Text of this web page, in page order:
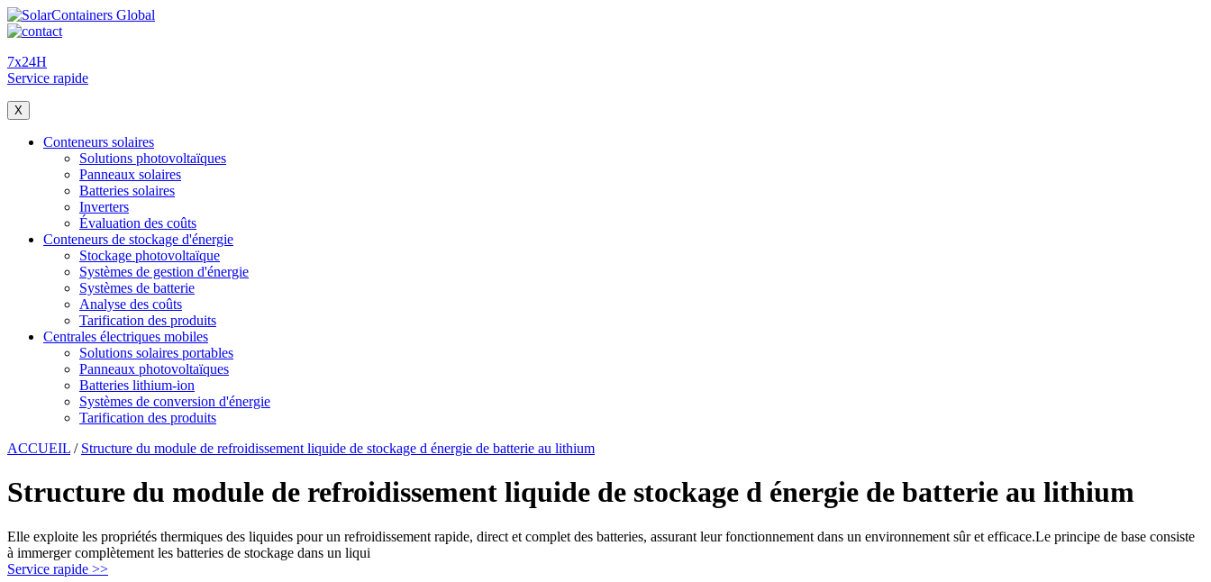
7x24H
Service rapide
X
Conteneurs solaires
Solutions photovoltaïques
Panneaux solaires
Batteries solaires
Inverters
Évaluation des coûts
Conteneurs de stockage d'énergie
Stockage photovoltaïque
Systèmes de gestion d'énergie
Systèmes de batterie
Analyse des coûts
Tarification des produits
Centrales électriques mobiles
Solutions solaires portables
Panneaux photovoltaïques
Batteries lithium-ion
Systèmes de conversion d'énergie
Tarification des produits
ACCUEIL / Structure du module de refroidissement liquide de stockage d énergie de batterie au lithium
Structure du module de refroidissement liquide de stockage d énergie de batterie au lithium
Elle exploite les propriétés thermiques des liquides pour un refroidissement rapide, direct et complet des batteries, assurant leur fonctionnement dans un environnement sûr et efficace.Le principe de base consiste
à immerger complètement les batteries de stockage dans un liqui
Service rapide >>